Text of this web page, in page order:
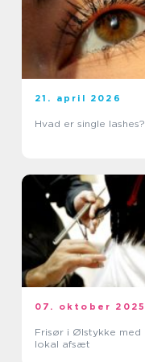
21. april 2026
Hvad er single lashes?
07. oktober 2025
Frisør i Ølstykke med
lokal afsæt